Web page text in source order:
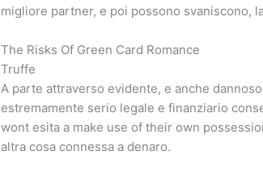
migliore partner, e poi possono svaniscono,
The Risks Of Green Card Romance
Truffe
A parte attraverso evidente, e anche
estremamente serio legale e finanziario
wont esita a make use of their own
altra cosa connessa a denaro.